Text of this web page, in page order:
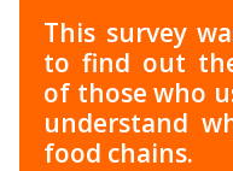
This survey
to find out
of those who
understand
food chains.